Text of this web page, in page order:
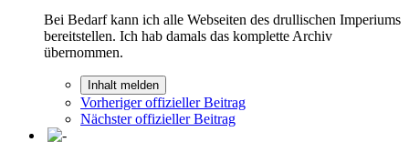
Bei Bedarf kann ich alle Webseiten des drullischen Imperiums
bereitstellen. Ich hab damals das komplette Archiv
übernommen.
Inhalt melden
Vorheriger offizieller Beitrag
Nächster offizieller Beitrag